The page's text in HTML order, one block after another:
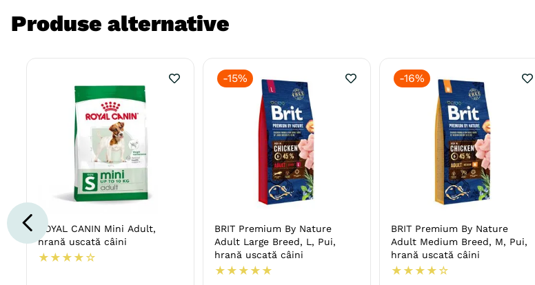
Produse alternative
ROYAL CANIN Mini Adult,
hrană uscată câini
★ ★ ★ ★ ☆
-15%
BRIT Premium By Nature
Adult Large Breed, L, Pui,
hrană uscată câini
★ ★ ★ ★ ★
-16%
BRIT Premium By Nature
Adult Medium Breed, M, Pui,
hrană uscată câini
★ ★ ★ ★ ☆